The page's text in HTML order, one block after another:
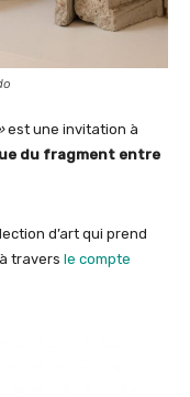
est une invitation à
du fragment entre
d’art qui prend
travers le compte